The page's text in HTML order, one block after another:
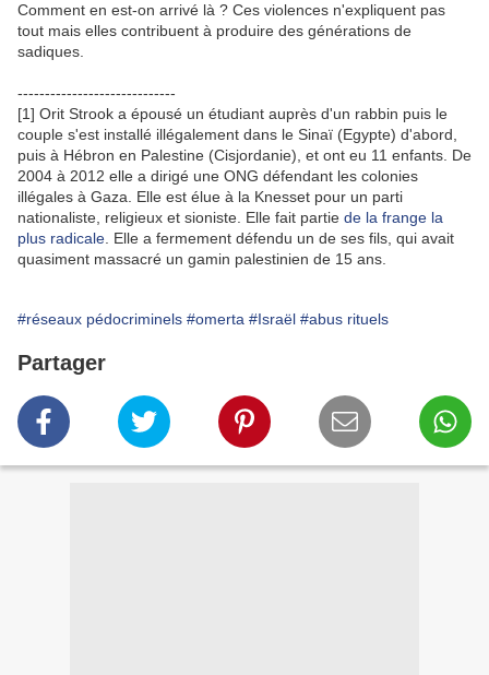
Comment en est-on arrivé là ? Ces violences n'expliquent pas
tout mais elles contribuent à produire des générations de
sadiques.
-----------------------------
[1] Orit Strook a épousé un étudiant auprès d'un rabbin puis le
couple s'est installé illégalement dans le Sinaï (Egypte) d'abord,
puis à Hébron en Palestine (Cisjordanie), et ont eu 11 enfants. De
2004 à 2012 elle a dirigé une ONG défendant les colonies
illégales à Gaza. Elle est élue à la Knesset pour un parti
nationaliste, religieux et sioniste. Elle fait partie de la frange la
plus radicale . Elle a fermement défendu un de ses fils, qui avait
quasiment massacré un gamin palestinien de 15 ans.
#réseaux pédocriminels #omerta #Israël #abus rituels
Partager